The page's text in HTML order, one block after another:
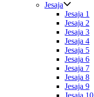
Jesaja
Jesaja 1
Jesaja 2
Jesaja 3
Jesaja 4
Jesaja 5
Jesaja 6
Jesaja 7
Jesaja 8
Jesaja 9
Jesaja 10